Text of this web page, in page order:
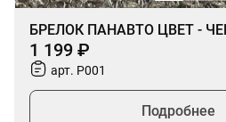
БРЕЛОК ПАНАВТО ЦВЕТ -
1 199 ₽
арт. P001
Подробнее